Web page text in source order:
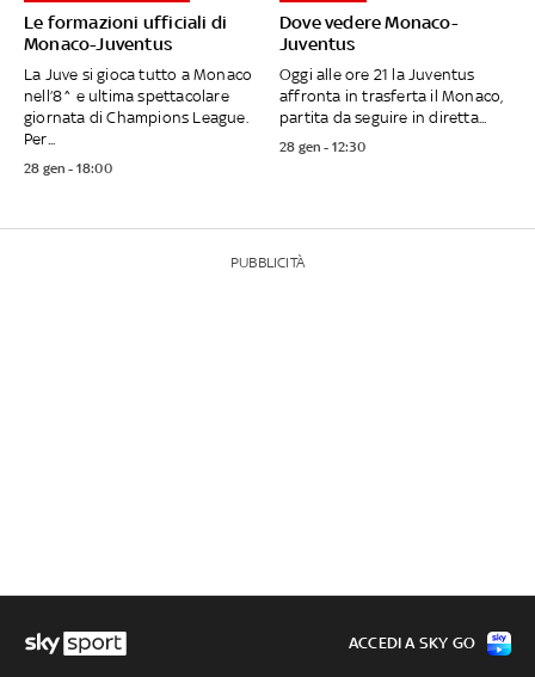
Le formazioni ufficiali di
Monaco-Juventus
La Juve si gioca tutto a Monaco
nell’8^ e ultima spettacolare
giornata di Champions League.
Per...
28 gen - 18:00
Dove vedere Monaco-
Juventus
Oggi alle ore 21 la Juventus
affronta in trasferta il Monaco,
partita da seguire in diretta...
28 gen - 12:30
PUBBLICITÀ
ACCEDI A SKY GO